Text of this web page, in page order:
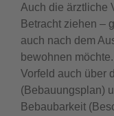
Auch die ärztliche
Betracht ziehen –
auch nach dem
bewohnen
Vorfeld auch über
(Bebauungsplan)
Bebaubarkeit